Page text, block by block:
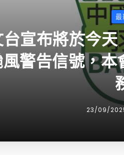
最
台宣布將於今
警告信號，
23/09/